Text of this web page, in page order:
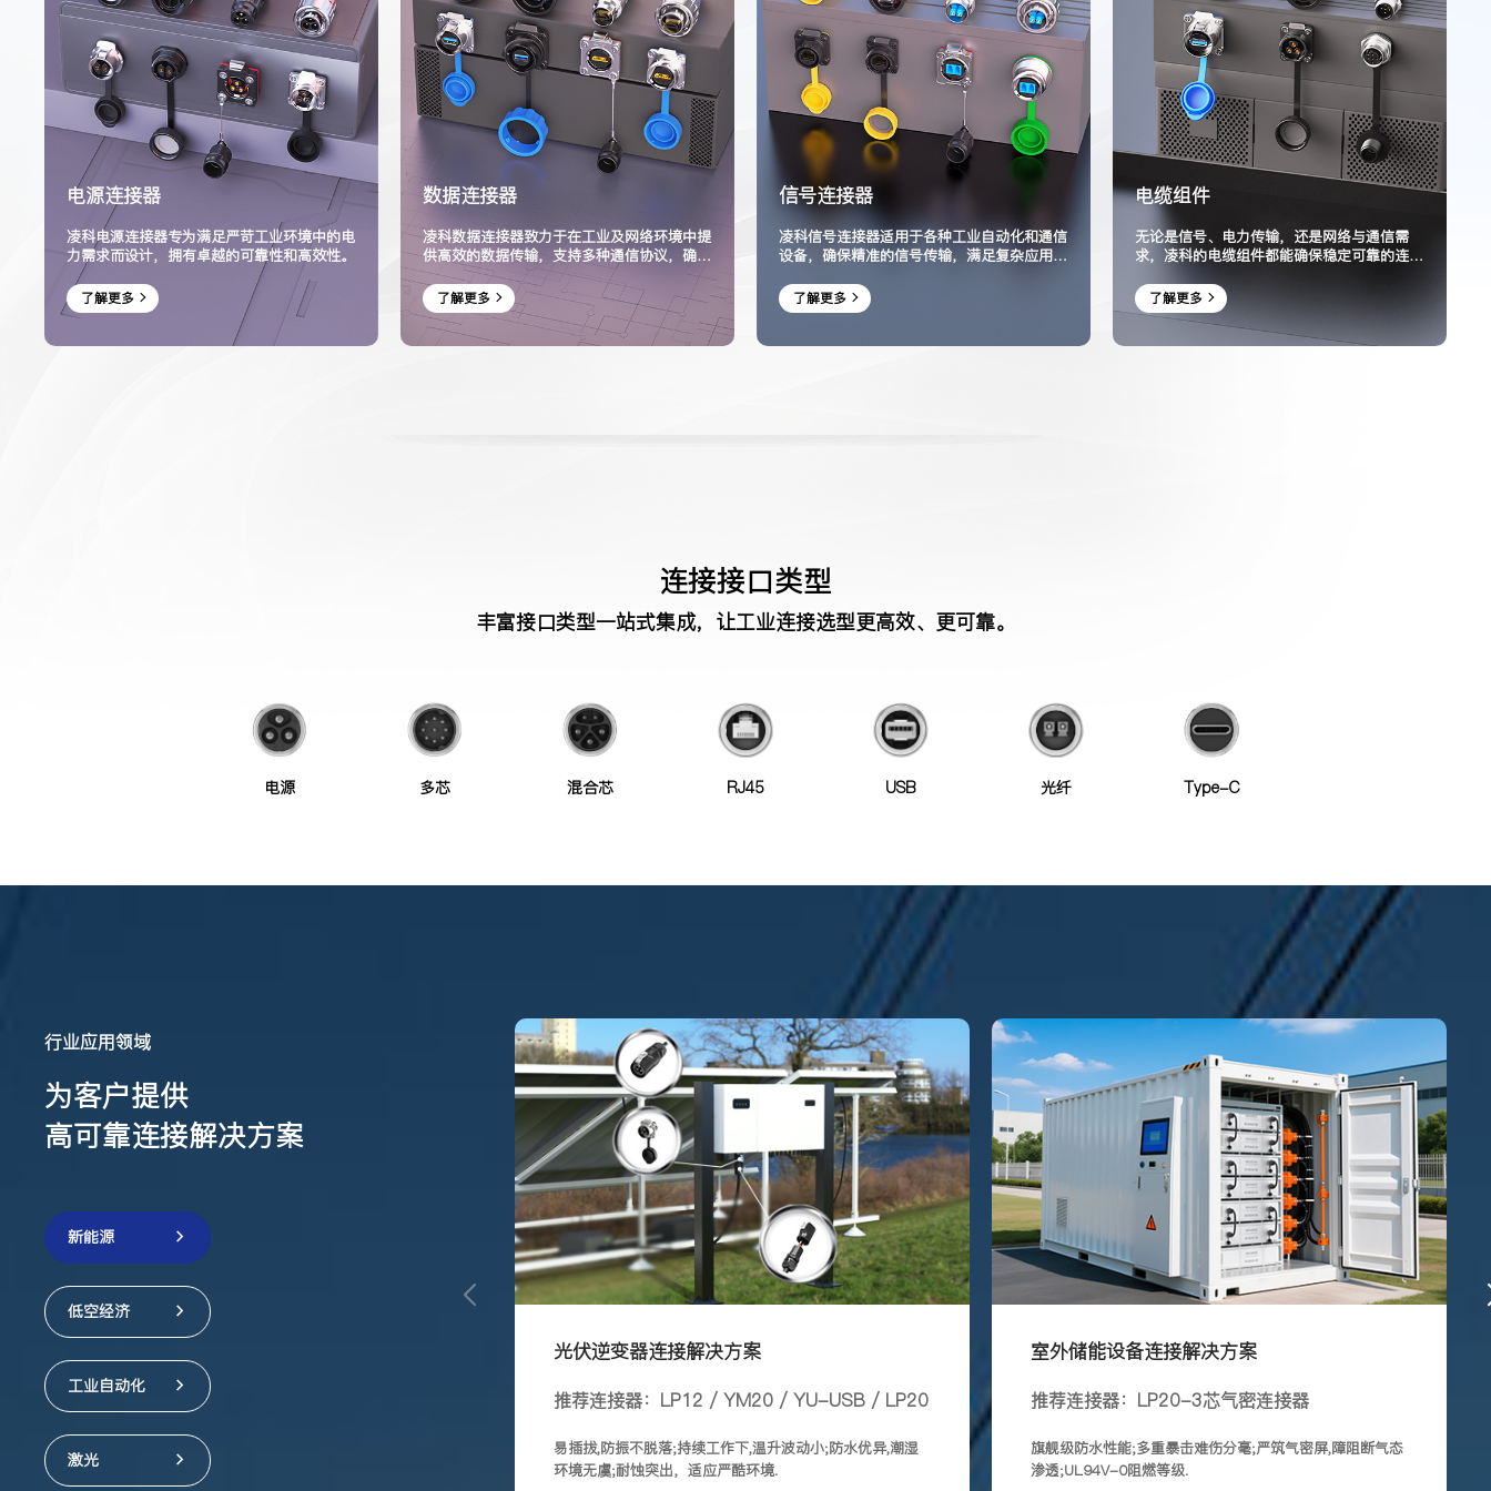
电源连接器
凌科电源连接器专为满足严苛工业环境中的电
力需求而设计，拥有卓越的可靠性和高效性。
了解更多
数据连接器
凌科数据连接器致力于在工业及网络环境中提
供高效的数据传输，支持多种通信协议，确保
快速、稳定的连接。
了解更多
信号连接器
凌科信号连接器适用于各种工业自动化和通信
设备，确保精准的信号传输，满足复杂应用的
了解更多
电缆组件
无论是信号、电力传输，还是网络与通信需
求，凌科的电缆组件都能确保稳定可靠的连
了解更多
连接接口类型
丰富接口类型一站式集成，让工业连接选型更高效、更可靠。
电源 多芯 混合芯 RJ45 USB 光纤 Type-C
行业应用领域
为客户提供
高可靠连接解决方案
新能源
低空经济
工业自动化
激光
光伏逆变器连接解决方案
推荐连接器：LP12 / YM20 / YU-USB / LP20
易插拔,防振不脱落;持续工作下,温升波动小;防水优异,潮湿
环境无虞;耐蚀突出，适应严酷环境.
室外储能设备连接解决方案
推荐连接器：LP20-3芯气密连接器
旗舰级防水性能;多重暴击难伤分毫;严筑气密屏,障阻断气态
渗透;UL94V-0阻燃等级.